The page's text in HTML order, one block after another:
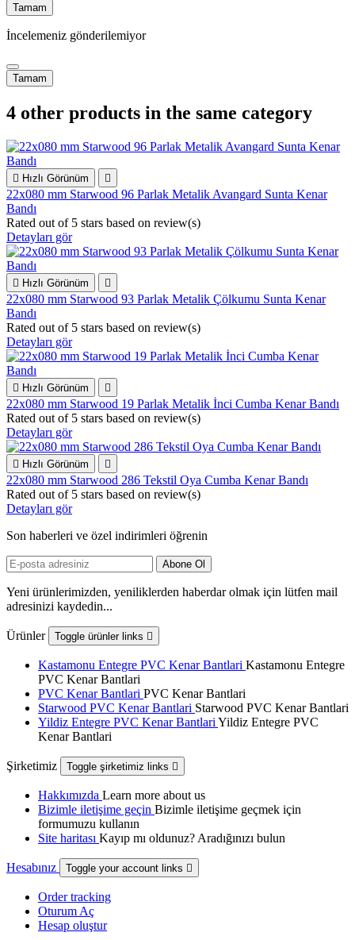
Tamam
İncelemeniz gönderilemiyor
Tamam
4 other products in the same category
 Hızlı Görünüm 
22x080 mm Starwood 96 Parlak Metalik Avangard Sunta Kenar
Bandı
Rated out of 5 stars based on review(s)
Detayları gör
 Hızlı Görünüm 
22x080 mm Starwood 93 Parlak Metalik Çölkumu Sunta Kenar
Bandı
Rated out of 5 stars based on review(s)
Detayları gör
 Hızlı Görünüm 
22x080 mm Starwood 19 Parlak Metalik İnci Cumba Kenar Bandı
Rated out of 5 stars based on review(s)
Detayları gör
 Hızlı Görünüm 
22x080 mm Starwood 286 Tekstil Oya Cumba Kenar Bandı
Rated out of 5 stars based on review(s)
Detayları gör
Son haberleri ve özel indirimleri öğrenin
Yeni ürünlerimizden, yeniliklerden haberdar olmak için lütfen mail
adresinizi kaydedin...
Ürünler Toggle ürünler links 
Kastamonu Entegre PVC Kenar Bantlari Kastamonu Entegre
PVC Kenar Bantlari
PVC Kenar Bantlari PVC Kenar Bantlari
Starwood PVC Kenar Bantlari Starwood PVC Kenar Bantlari
Yildiz Entegre PVC Kenar Bantlari Yildiz Entegre PVC
Kenar Bantlari
Şirketimiz Toggle şirketimiz links 
Hakkımızda Learn more about us
Bizimle iletişime geçin Bizimle iletişime geçmek için
formumuzu kullanın
Site haritası Kayıp mı oldunuz? Aradığınızı bulun
Hesabınız Toggle your account links 
Order tracking
Oturum Aç
Hesap oluştur